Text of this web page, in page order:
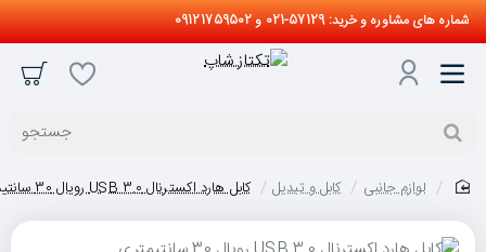
شماره های مشاوره و خرید: 57129-021 و 09121759502
جستجو
لوازم جانبی کابل و تبدیل کابل هارد اکسترنال USB 3.0 رویال 30 سانتیمتری